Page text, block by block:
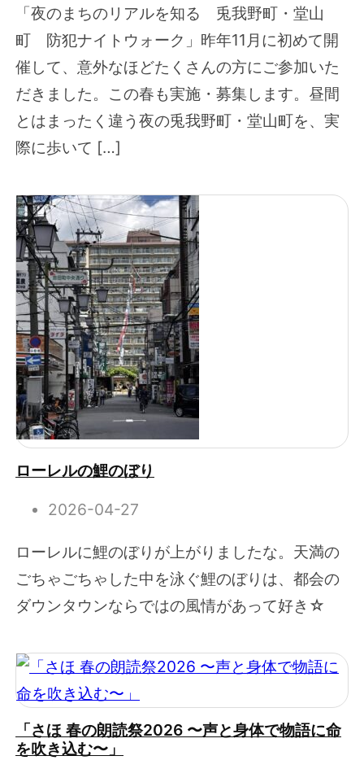
「夜のまちのリアルを知る 兎我野町・堂山
町 防犯ナイトウォーク」昨年11月に初めて開
催して、意外なほどたくさんの方にご参加いた
だきました。この春も実施・募集します。昼間
とはまったく違う夜の兎我野町・堂山町を、実
際に歩いて […]
ローレルの鯉のぼり
2026-04-27
ローレルに鯉のぼりが上がりましたな。天満の
ごちゃごちゃした中を泳ぐ鯉のぼりは、都会の
ダウンタウンならではの風情があって好き☆
「さほ 春の朗読祭2026 〜声と身体で物語に命
を吹き込む〜」